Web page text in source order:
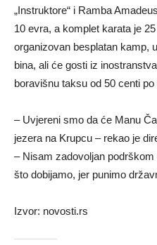
„Instruktore“ i Ramba
10 evra, a komplet karata je
organizovan besplatan kamp,
bina, ali će gosti iz
boravišnu taksu od 50 centi po
– Uvjereni smo da će Manu
jezera na Krupcu – rekao je
– Nisam zadovoljan
što dobijamo, jer punimo
Izvor: novosti.rs